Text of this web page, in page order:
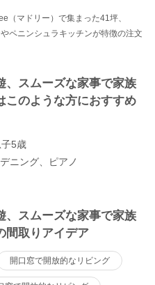
（マドリー）で集まった41坪、
ペニンシュラキッチンが特徴の注文
、スムーズな家事で家族
このような方におすすめ
5歳
ニング、ピアノ
、スムーズな家事で家族
間取りアイデア
開口窓で開放的なリビング